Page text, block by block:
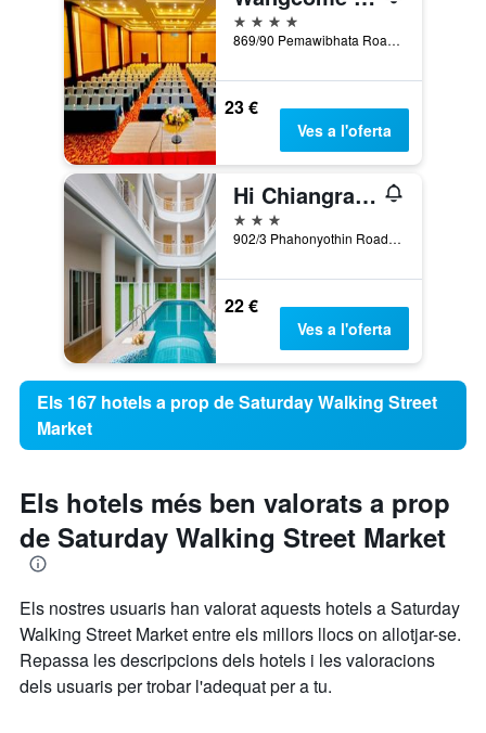
4 estrelles
869/90 Pemawibhata Road, Chiang Rai, Tailàndia
23 €
Ves a l'oferta
Hi Chiangrai Hotel
3 estrelles
902/3 Phahonyothin Road, Wiang, Mueang, Chiang Rai, Tailàndia
22 €
Ves a l'oferta
Els 167 hotels a prop de Saturday Walking Street
Market
Els hotels més ben valorats a prop
de Saturday Walking Street Market
Els nostres usuaris han valorat aquests hotels a Saturday
Walking Street Market entre els millors llocs on allotjar-se.
Repassa les descripcions dels hotels i les valoracions
dels usuaris per trobar l'adequat per a tu.